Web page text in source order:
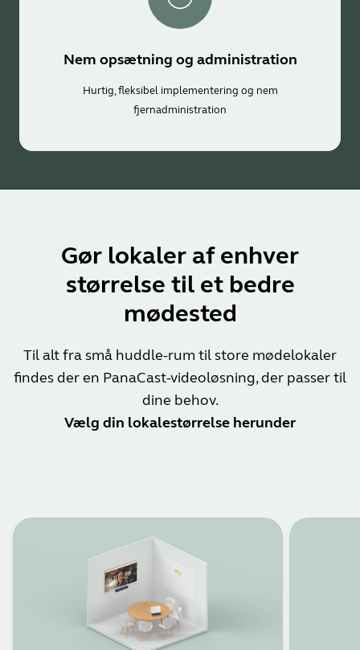
Nem opsætning og administration
Hurtig, fleksibel implementering og nem
fjernadministration
Gør lokaler af enhver
størrelse til et bedre
mødested
Til alt fra små huddle-rum til store mødelokaler
findes der en PanaCast-videoløsning, der passer til
dine behov.
Vælg din lokalestørrelse herunder